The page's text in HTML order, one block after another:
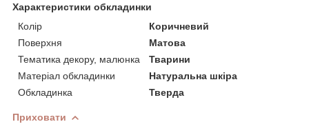
Характеристики обкладинки
Колір
Коричневий
Поверхня
Матова
Тематика декору, малюнка
Тварини
Матеріал обкладинки
Натуральна шкіра
Обкладинка
Тверда
Приховати